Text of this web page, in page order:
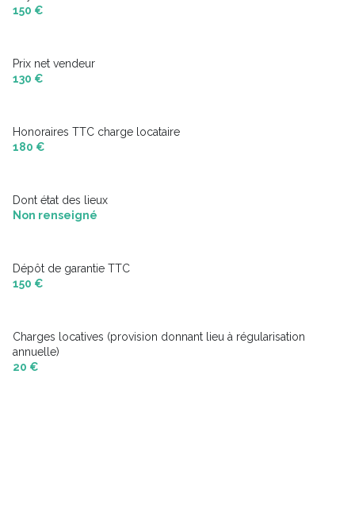
150 €
Prix net vendeur
130 €
Honoraires TTC charge locataire
180 €
Dont état des lieux
Non renseigné
Dépôt de garantie TTC
150 €
Charges locatives (provision donnant lieu à régularisation
annuelle)
20 €